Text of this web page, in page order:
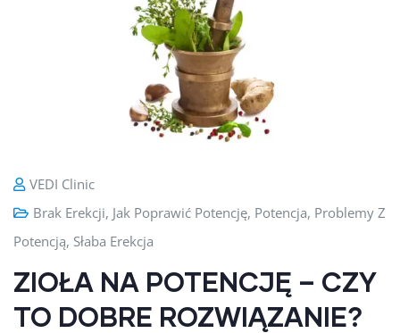
VEDI Clinic
Brak Erekcji, Jak Poprawić Potencję, Potencja, Problemy Z
Potencją, Słaba Erekcja
ZIOŁA NA POTENCJĘ – CZY
TO DOBRE ROZWIĄZANIE?